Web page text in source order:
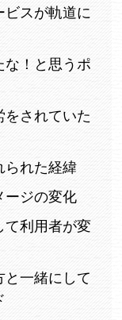
ビスが軌道に
な！と思うポ
をされていた
られた経緯
ージの変化
て利用者が変
と一緒にして